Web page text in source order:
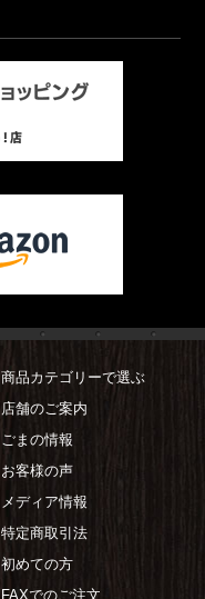
商品カテゴリーで選ぶ
店舗のご案内
ごまの情報
お客様の声
メディア情報
特定商取引法
初めての方
FAXでのご注文